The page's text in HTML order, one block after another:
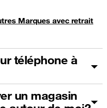
Marques avec retrait
téléphone à
un magasin